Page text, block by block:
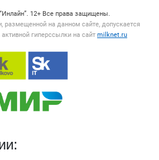
12+ Все права защищены.
размещенной на данном сайте, допускается
гиперссылки на сайт milknet.ru